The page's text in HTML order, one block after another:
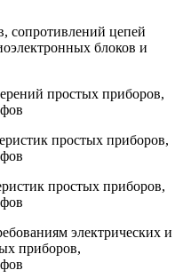
сопротивлений цепей
блоков и
простых приборов,
простых приборов,
простых приборов,
электрических и
приборов,